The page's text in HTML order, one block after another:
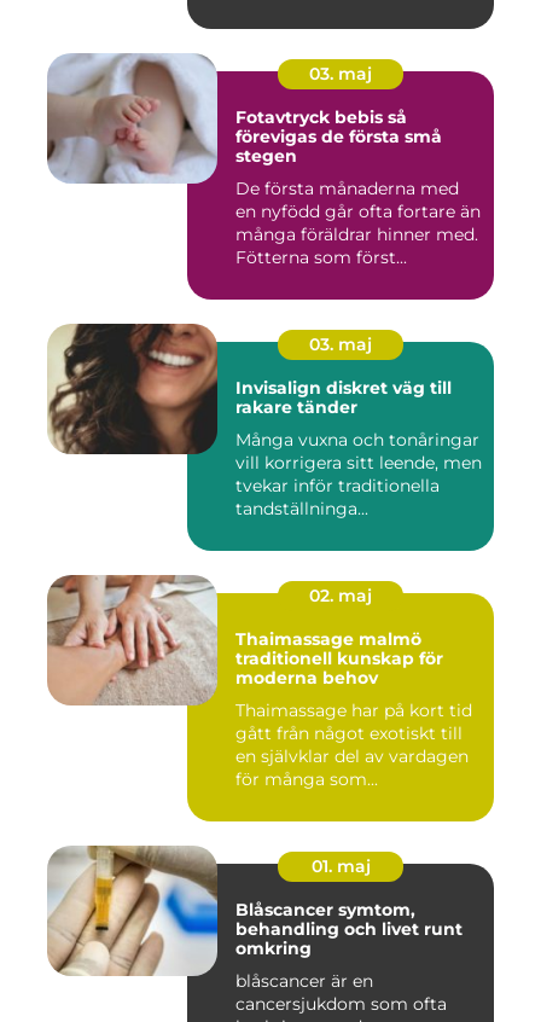
03. maj
Fotavtryck bebis så
förevigas de första små
stegen
De första månaderna med
en nyfödd går ofta fortare än
många föräldrar hinner med.
Fötterna som först...
03. maj
Invisalign diskret väg till
rakare tänder
Många vuxna och tonåringar
vill korrigera sitt leende, men
tvekar inför traditionella
tandställninga...
02. maj
Thaimassage malmö
traditionell kunskap för
moderna behov
Thaimassage har på kort tid
gått från något exotiskt till
en självklar del av vardagen
för många som...
01. maj
Blåscancer symtom,
behandling och livet runt
omkring
blåscancer är en
cancersjukdom som ofta